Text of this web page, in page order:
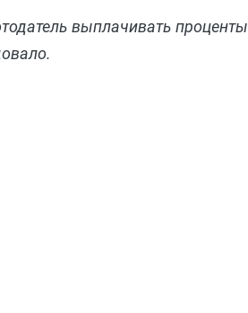
выплачивать